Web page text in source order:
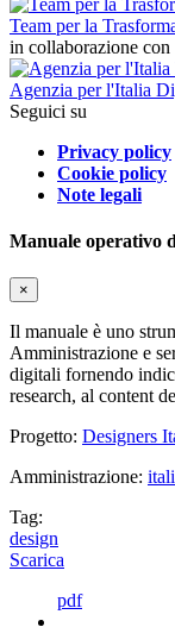
Team per la
in collaborazione con
Agenzia per l'Italia
Seguici su
Privacy policy
Cookie policy
Note legali
Manuale operativo
×
Il manuale è uno
Amministrazione e
digitali fornendo
research, al content
Progetto: Designers
Amministrazione:
Tag:
design
Scarica
pdf